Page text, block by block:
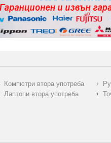
Компютри втора употреба
Лаптопи втора употреба